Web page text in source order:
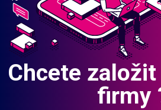
Chcete
firmy